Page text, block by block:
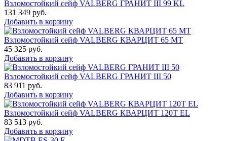
Взломостойкий сейф VALBERG ГРАНИТ III 99 KL
131 349 руб.
Добавить в корзину
Взломостойкий сейф VALBERG КВАРЦИТ 65 МТ
45 325 руб.
Добавить в корзину
Взломостойкий сейф VALBERG ГРАНИТ III 50
83 911 руб.
Добавить в корзину
Взломостойкий сейф VALBERG КВАРЦИТ 120Т EL
83 513 руб.
Добавить в корзину